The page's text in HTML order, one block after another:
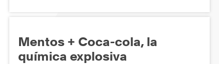
Mentos + Coca-cola, la
química explosiva